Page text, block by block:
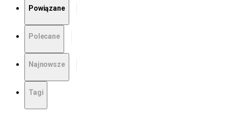
Powiązane
Polecane
Najnowsze
Tagi